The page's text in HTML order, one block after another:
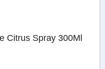
Citrus Spray 300Ml